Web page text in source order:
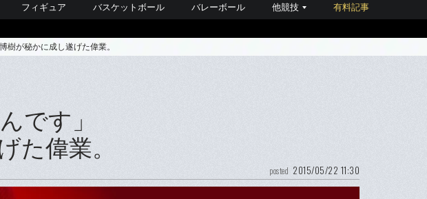
フィギュア バスケットボール バレーボール 他競技 有料記事
樹が秘かに成し遂げた偉業。
です」
た偉業。
posted 2015/05/22 11:30